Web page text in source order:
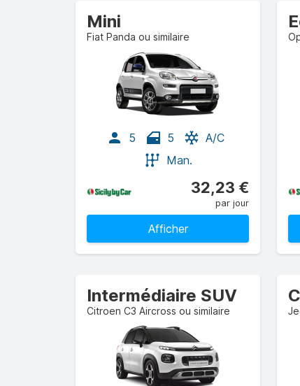
Mini
Fiat Panda ou similaire
5 5
A/C
Man.
32,23 €
par jour
Afficher
Intermédiaire SUV
Citroen C3 Aircross ou similaire